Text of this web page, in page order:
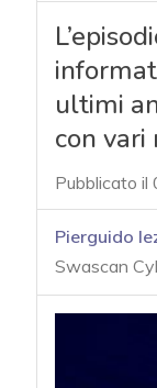
ultimi
con vari
Pubblicato
Pierguido
Swascan